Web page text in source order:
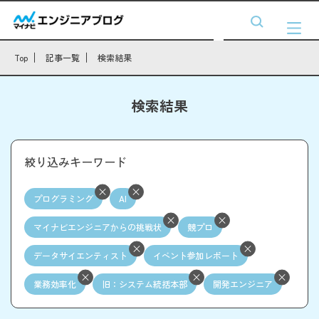
Top 記事一覧 検索結果
検索結果
絞り込みキーワード
プログラミング AI
マイナビエンジニアからの挑戦状 競プロ
データサイエンティスト イベント参加レポート
業務効率化 旧：システム統括本部 開発エンジニア